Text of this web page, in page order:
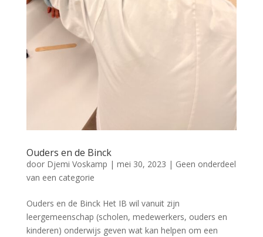
Ouders en de Binck
door Djemi Voskamp | mei 30, 2023 | Geen onderdeel
van een categorie
Ouders en de Binck Het IB wil vanuit zijn
leergemeenschap (scholen, medewerkers, ouders en
kinderen) onderwijs geven wat kan helpen om een